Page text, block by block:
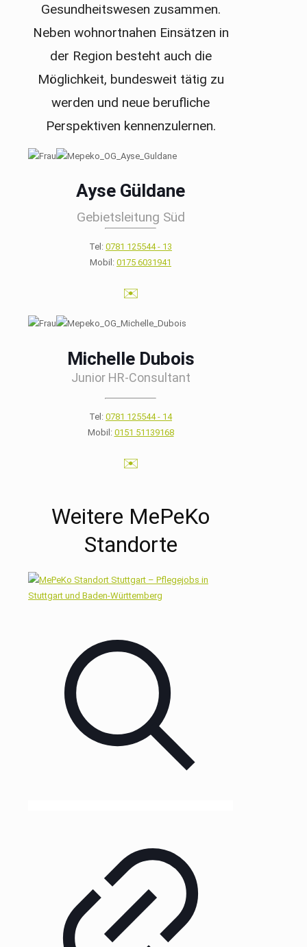
Gesundheitswesen zusammen.
Neben wohnortnahen Einsätzen in
der Region besteht auch die
Möglichkeit, bundesweit tätig zu
werden und neue berufliche
Perspektiven kennenzulernen.
Ayse Güldane
Gebietsleitung Süd
Tel: 0781 125544 - 13
Mobil: 0175 6031941
✉️
Michelle Dubois
Junior HR-Consultant
Tel: 0781 125544 - 14
Mobil: 0151 51139168
✉️
Weitere MePeKo
Standorte